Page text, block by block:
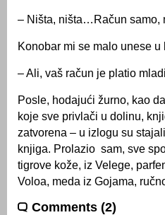
– Ništa, ništa…Račun samo,
Konobar mi se malo unese
– Ali, vaš račun je platio
Posle, hodajući žurno, kao
koje sve privlači u dolinu,
zatvorena – u izlogu su
knjiga. Prolazio sam, sve
tigrove kože, iz Velege,
Voloa, meda iz Gojama,
Comments (2)